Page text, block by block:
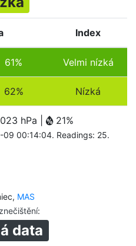
Index
61% Velmi nízká
62% Nízká
hPa | 21%
00:14:04. Readings: 25.
MAS
:
data